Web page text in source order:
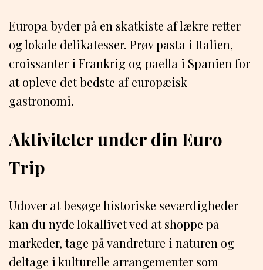
Europa byder på en skatkiste af lækre retter
og lokale delikatesser. Prøv pasta i Italien,
croissanter i Frankrig og paella i Spanien for
at opleve det bedste af europæisk
gastronomi.
Aktiviteter under din Euro
Trip
Udover at besøge historiske seværdigheder
kan du nyde lokallivet ved at shoppe på
markeder, tage på vandreture i naturen og
deltage i kulturelle arrangementer som